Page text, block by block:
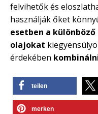
felvihetők és
használják őket
esetben a
olajokat
érdekében
teilen
merken